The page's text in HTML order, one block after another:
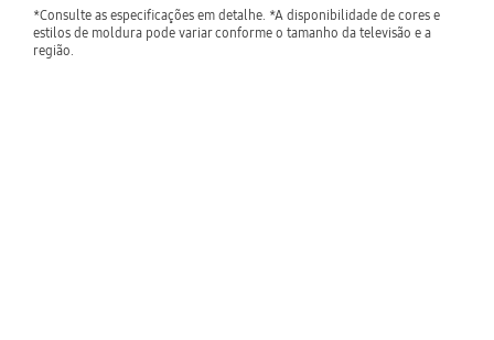
*Consulte as especificações em detalhe. *A disponibilidade de cores e
estilos de moldura pode variar conforme o tamanho da televisão e a
região.